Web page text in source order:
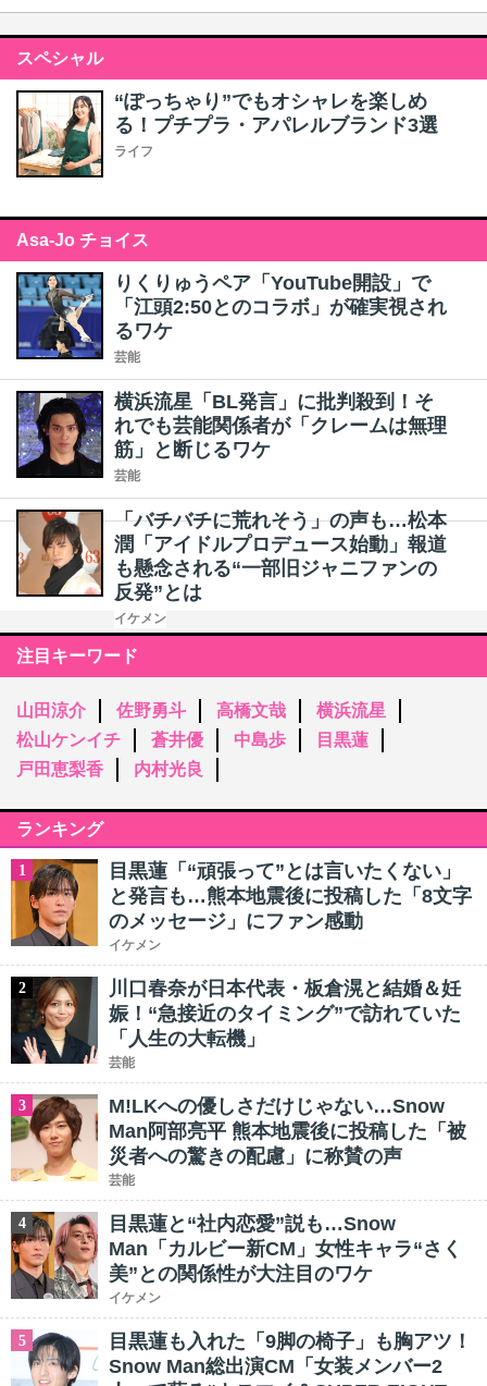
スペシャル
“ぽっちゃり”でもオシャレを楽しめ
る！プチプラ・アパレルブランド3選
ライフ
Asa-Jo チョイス
りくりゅうペア「YouTube開設」で
「江頭2:50とのコラボ」が確実視され
るワケ
芸能
横浜流星「BL発言」に批判殺到！そ
れでも芸能関係者が「クレームは無理
筋」と断じるワケ
芸能
「バチバチに荒れそう」の声も…松本
潤「アイドルプロデュース始動」報道
も懸念される“一部旧ジャニファンの
反発”とは
イケメン
注目キーワード
山田涼介 佐野勇斗 高橋文哉
横浜流星
松山ケンイチ
蒼井優 中島歩
目黒蓮
戸田恵梨香
内村光良
ランキング
1
目黒蓮「“頑張って”とは言いたくない」
と発言も…熊本地震後に投稿した「8文字
のメッセージ」にファン感動
イケメン
2
川口春奈が日本代表・板倉滉と結婚＆妊
娠！“急接近のタイミング”で訪れていた
「人生の大転機」
芸能
3
M!LKへの優しさだけじゃない…Snow
Man阿部亮平 熊本地震後に投稿した「被
災者への驚きの配慮」に称賛の声
芸能
4
目黒蓮と“社内恋愛”説も…Snow
Man「カルビー新CM」女性キャラ“さく
美”との関係性が大注目のワケ
イケメン
5
目黒蓮も入れた「9脚の椅子」も胸アツ！
Snow Man総出演CM「女装メンバー2